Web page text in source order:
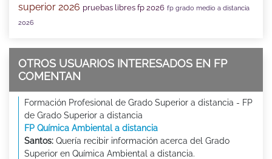
superior 2026 pruebas libres fp 2026 fp grado medio a distancia
2026
OTROS USUARIOS INTERESADOS EN FP
COMENTAN
Formación Profesional de Grado Superior a distancia - FP
de Grado Superior a distancia
FP Química Ambiental a distancia
Santos: Quería recibir información acerca del Grado
Superior en Química Ambiental a distancia.